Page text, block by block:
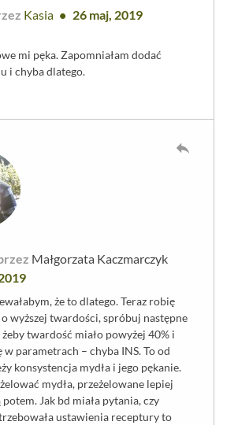
Kasia 26 maj, 2019
mi pęka. Zapomniałam dodać
i chyba dlatego.
Małgorzata Kaczmarczyk
że to dlatego. Teraz robię
o wyższej twardości, spróbuj następne
twardość miało powyżej 40% i
w parametrach – chyba INS. To od
konsystencja mydła i jego pękanie.
mydła, przeżelowane lepiej
Jak bd miała pytania, czy
ustawienia receptury to
reply